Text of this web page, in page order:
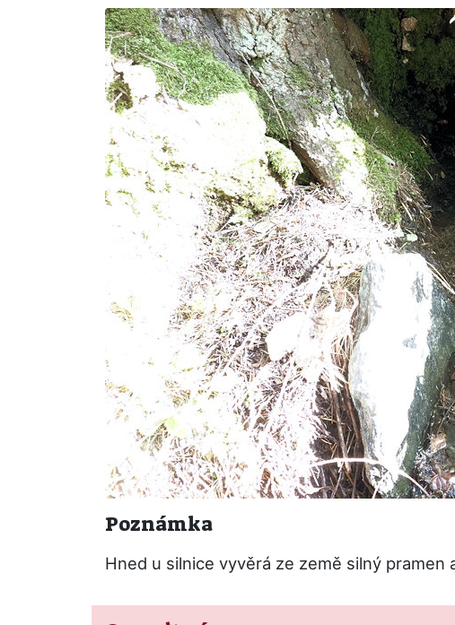
Poznámka
Hned u silnice vyvěrá ze země silný pramen